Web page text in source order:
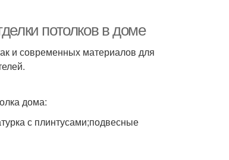
потолков в доме
и современных материалов для
дома:
с плинтусами;подвесные